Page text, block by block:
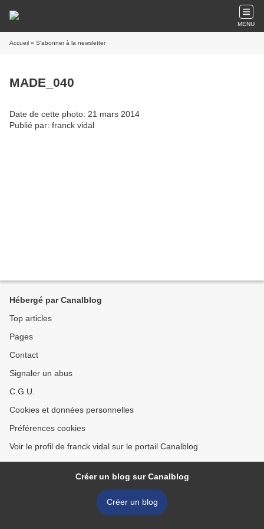
MENU
Accueil » S'abonner à la newsletter
MADE_040
Date de cette photo: 21 mars 2014
Publié par: franck vidal
Hébergé par Canalblog
Top articles
Pages
Contact
Signaler un abus
C.G.U.
Cookies et données personnelles
Préférences cookies
Voir le profil de franck vidal sur le portail Canalblog
Créer un blog sur Canalblog
Créer un blog